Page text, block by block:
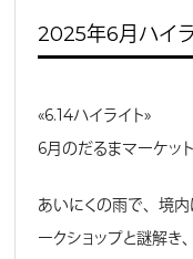
2025年6月ハイ
《6.14ハイライト》
6月のだるまマーケッ
あいにくの雨で、境
ークショップと謎解